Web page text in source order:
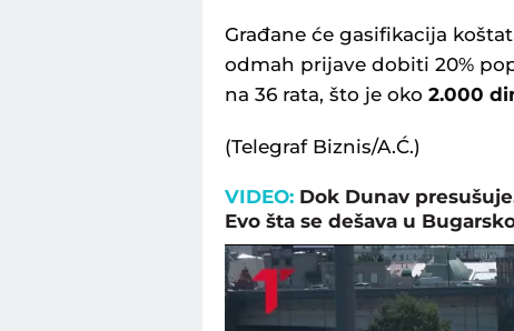
Građane će gasifikacija
odmah prijave dobiti 20%
na 36 rata, što je oko 2.000
(Telegraf Biznis/A.Ć.)
VIDEO: Dok Dunav
Evo šta se dešava u